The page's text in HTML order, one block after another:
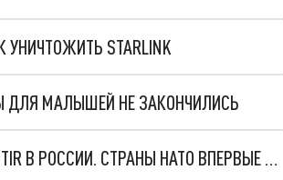
STARLINK
ДЛЯ МАЛЫШЕЙ НЕ ЗАКОНЧИЛИСЬ
"ОЧЕНЬ ПЛОХИЕ НОВОСТИ": БОЛЬШАЯ ОШИБКА PALANTIR В РОССИИ. СТРАНЫ НАТО ВПЕРВЫЕ ЗА СВО ОСТАНОВИЛИ ПОСТАВКИ ОРУЖИЯ. ВСУ ТЕРЯЮТ ПРИГРАНИЧЬЕ?